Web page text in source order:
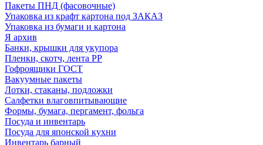
Пакеты ПНД (фасовочные)
Упаковка из крафт картона под ЗАКАЗ
Упаковка из бумаги и картона
Я архив
Банки, крышки для укупора
Пленки, скотч, лента РР
Гофроящики ГОСТ
Вакуумные пакеты
Лотки, стаканы, подложки
Салфетки влаговпитывающие
Формы, бумага, пергамент, фольга
Посуда и инвентарь
Посуда для японской кухни
Инвентарь барный